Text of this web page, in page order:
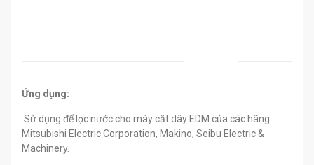
Ứng dụng:
Sử dụng để lọc nước cho máy cắt dây EDM của các hãng
Mitsubishi Electric Corporation, Makino, Seibu Electric &
Machinery.